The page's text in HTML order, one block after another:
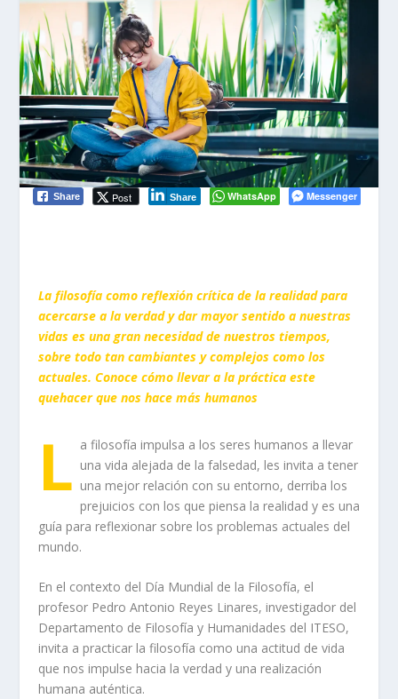
Share Post Share WhatsApp Messenger
La filosofía como reflexión crítica de la realidad para
acercarse a la verdad y dar mayor sentido a nuestras
vidas es una gran necesidad de nuestros tiempos,
sobre todo tan cambiantes y complejos como los
actuales. Conoce cómo llevar a la práctica este
quehacer que nos hace más humanos
L a filosofía impulsa a los seres humanos a llevar
una vida alejada de la falsedad, les invita a tener
una mejor relación con su entorno, derriba los
prejuicios con los que piensa la realidad y es una
guía para reflexionar sobre los problemas actuales del
mundo.
En el contexto del Día Mundial de la Filosofía, el
profesor Pedro Antonio Reyes Linares, investigador del
Departamento de Filosofía y Humanidades del ITESO,
invita a practicar la filosofía como una actitud de vida
que nos impulse hacia la verdad y una realización
humana auténtica.